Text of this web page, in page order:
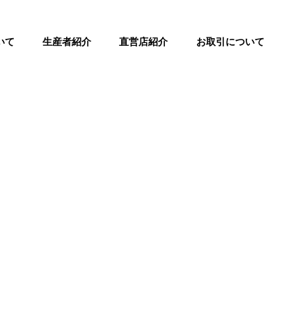
て 生産者紹介 直営店紹介 お取引について